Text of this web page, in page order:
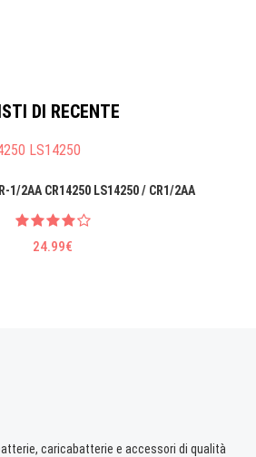
DI RECENTE
1/2AA CR14250 LS14250 / CR1/2AA
24.99€
caricabatterie e accessori di qualità